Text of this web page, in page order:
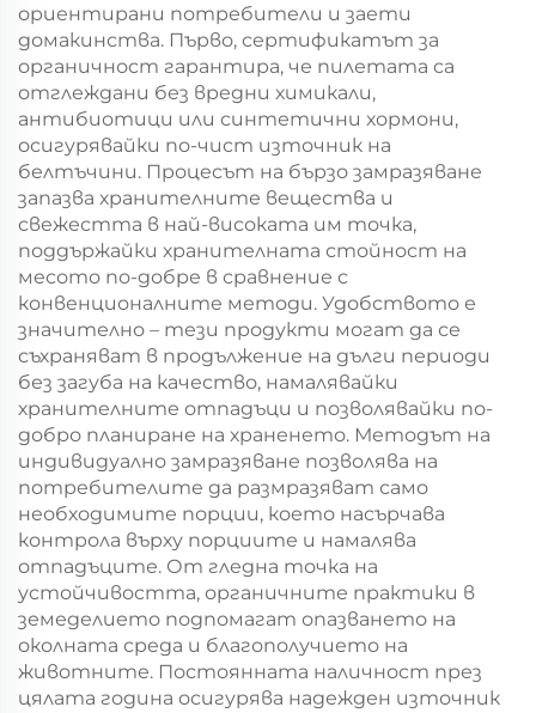
ориентирани потребители и заети
домакинства. Първо, сертификатът за
органичност гарантира, че пилетата са
отглеждани без вредни химикали,
антибиотици или синтетични хормони,
осигурявайки по-чист източник на
белтъчини. Процесът на бързо замразяване
запазва хранителните вещества и
свежестта в най-високата им точка,
поддържайки хранителната стойност на
месото по-добре в сравнение с
конвенционалните методи. Удобството е
значително – тези продукти могат да се
съхраняват в продължение на дълги периоди
без загуба на качество, намалявайки
хранителните отпадъци и позволявайки по-
добро планиране на храненето. Методът на
индивидуално замразяване позволява на
потребителите да размразяват само
необходимите порции, което насърчава
контрола върху порциите и намалява
отпадъците. От гледна точка на
устойчивостта, органичните практики в
земеделието подпомагат опазването на
околната среда и благополучието на
животните. Постоянната наличност през
цялата година осигурява надежден източник